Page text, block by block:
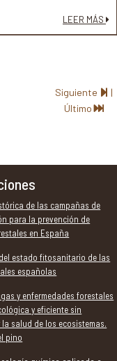
de pasto y superficie
se encuentra
intervención coordinada
de los servicios de
(UME) y
estatales. Desde el
Ingenieros Técnicos
y Graduados en
Natural (COITF), se
que estos
no son casos
sino el reflejo de
emergencia
agravada por
falta de gestión
LEER MÁS
Siguiente
|
Último
de las campañas de
para la prevención de
en España
estado fitosanitario de las
españolas
y enfermedades forestales
y eficiente sin
la salud de los ecosistemas.
pino